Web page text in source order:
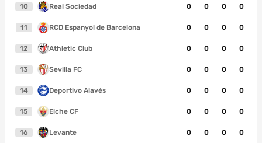
10 Real Sociedad 0 0 0 0
11 RCD Espanyol de Barcelona 0 0 0 0
12 Athletic Club 0 0 0 0
13 Sevilla FC 0 0 0 0
14 Deportivo Alavés 0 0 0 0
15 Elche CF 0 0 0 0
16 Levante 0 0 0 0